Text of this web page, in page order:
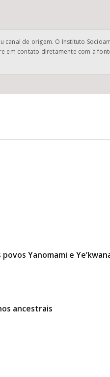
de origem. O Instituto
em contato diretamente com a
Yanomami e
ancestrais